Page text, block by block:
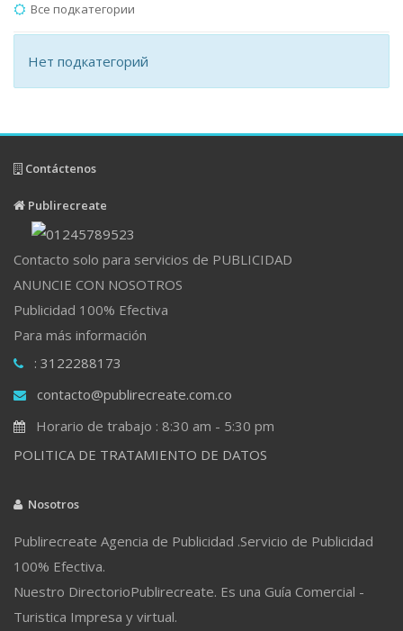
Все подкатегории
Нет подкатегорий
Contáctenos
Publirecreate
Contacto solo para servicios de PUBLICIDAD
ANUNCIE CON NOSOTROS
Publicidad 100% Efectiva
Para más información
: 3122288173
contacto@publirecreate.com.co
Horario de trabajo : 8:30 am - 5:30 pm
POLITICA DE TRATAMIENTO DE DATOS
Nosotros
Publirecreate Agencia de Publicidad .Servicio de Publicidad
100% Efectiva.
Nuestro DirectorioPublirecreate. Es una Guía Comercial -
Turistica Impresa y virtual.